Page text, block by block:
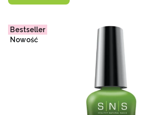
Bestseller
Nowość